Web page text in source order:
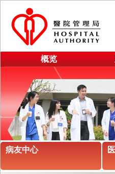
概览
病友中心